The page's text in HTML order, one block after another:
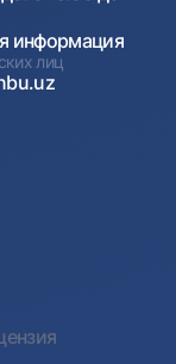
информация
лиц